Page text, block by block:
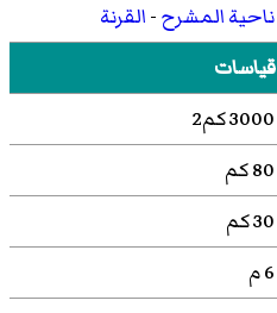
ناحية المشرح-القرنة
قياسات
3000 كم2
80 كم
30 كم
6 م